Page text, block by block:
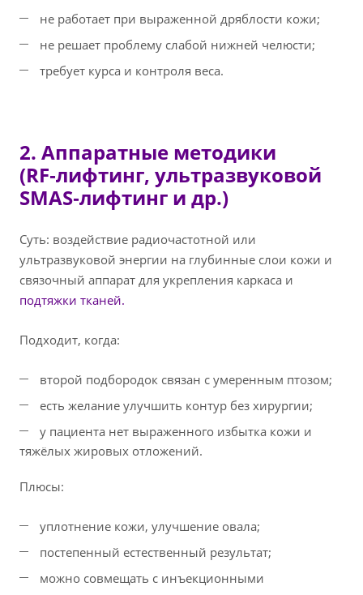
не работает при выраженной дряблости кожи;
не решает проблему слабой нижней челюсти;
требует курса и контроля веса.
2. Аппаратные методики
(RF‑лифтинг, ультразвуковой
SMAS‑лифтинг и др.)
Суть: воздействие радиочастотной или
ультразвуковой энергии на глубинные слои кожи и
связочный аппарат для укрепления каркаса и
подтяжки тканей.
Подходит, когда:
второй подбородок связан с умеренным птозом;
есть желание улучшить контур без хирургии;
у пациента нет выраженного избытка кожи и
тяжёлых жировых отложений.
Плюсы:
уплотнение кожи, улучшение овала;
постепенный естественный результат;
можно совмещать с инъекционными